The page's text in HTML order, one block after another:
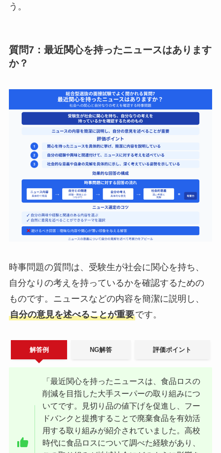
う。
質問7：最近関心を持ったニュースはあります
か？
時事問題の質問は、受験生が社会に関心を持ち、
自分なりの考えを持っているかを確認するための
ものです。ニュースなどの内容を簡潔に説明し、
自分の意見を述べることが重要です。
解答例 NG解答 評価ポイント
「最近関心を持ったニュースは、食品ロスの
削減を目指した大手スーパーの取り組みにつ
いてです。見切り品の値下げを促進し、フー
ドバンクと提携することで廃棄食品を有効活
用する取り組みが紹介されていました。高校
時代に食品ロスについて調べた経験があり、